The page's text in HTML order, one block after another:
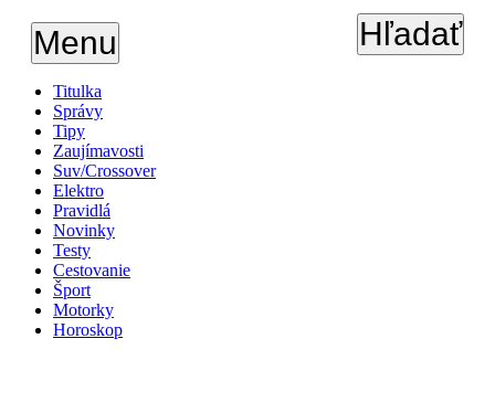
Menu Hľadať
Titulka
Správy
Tipy
Zaujímavosti
Suv/Crossover
Elektro
Pravidlá
Novinky
Testy
Cestovanie
Šport
Motorky
Horoskop